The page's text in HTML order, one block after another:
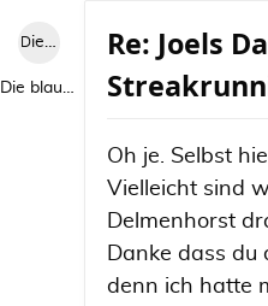
Die blaue Luise
Die blaue Luise
Re: Joels
Oh je. Selbst
Vielleicht sind
Delmenhorst
Danke dass du
denn ich hatte